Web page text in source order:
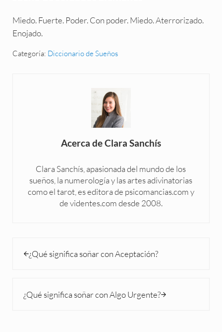
Miedo. Fuerte. Poder. Con poder. Miedo. Aterrorizado.
Enojado.
Categoría: Diccionario de Sueños
Acerca deClara Sanchís
Clara Sanchís, apasionada del mundo de los
sueños, la numerología y las artes adivinatorias
como el tarot, es editora de psicomancias.com y
de videntes.com desde 2008.
¿Qué significa soñar con Aceptación?
¿Qué significa soñar con Algo Urgente?